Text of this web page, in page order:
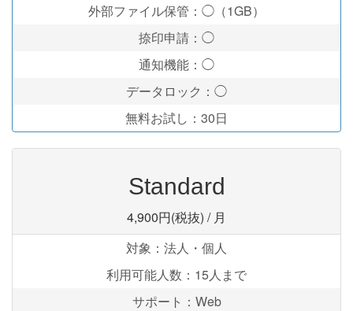
外部ファイル保管：◯（1GB）
捺印申請：◯
通知機能：◯
データロック：◯
無料お試し：30日
Standard
4,900円(税抜) / 月
対象：法人・個人
利用可能人数：15人まで
サポート：Web